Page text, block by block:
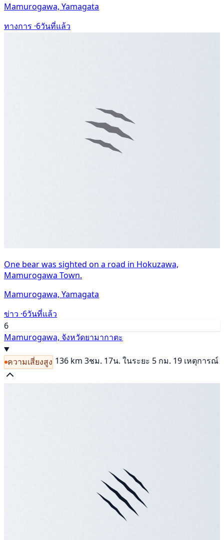
Mamurogawa, Yamagata
ทางการ ·6วันที่แล้ว
One bear was sighted on a road in Hokuzawa,
Mamurogawa Town.
Mamurogawa, Yamagata
ข่าว ·6วันที่แล้ว
6
Mamurogawa, จังหวัดยามากาตะ
ความเสี่ยงสูง 136 km 3ชม. 17น. ในระยะ 5 กม. 19 เหตุการณ์